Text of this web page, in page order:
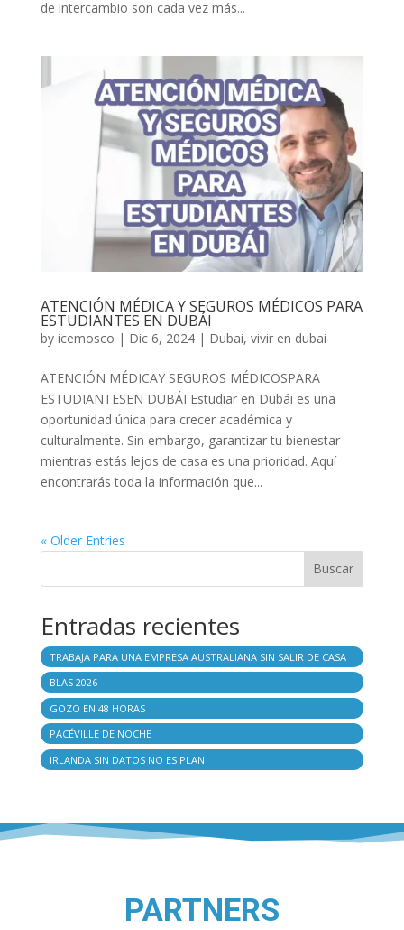
de intercambio son cada vez más...
ATENCIÓN MÉDICA Y SEGUROS MÉDICOS PARA
ESTUDIANTES EN DUBÁI
by icemosco | Dic 6, 2024| Dubai, vivir en dubai
ATENCIÓN MÉDICAY SEGUROS MÉDICOSPARA
ESTUDIANTESEN DUBÁI Estudiar en Dubái es una
oportunidad única para crecer académica y
culturalmente. Sin embargo, garantizar tu bienestar
mientras estás lejos de casa es una prioridad. Aquí
encontrarás toda la información que...
« Older Entries
Buscar
Entradas recientes
TRABAJA PARA UNA EMPRESA AUSTRALIANA SIN SALIR DE CASA
BLAS 2026
GOZO EN 48 HORAS
PACÉVILLE DE NOCHE
IRLANDA SIN DATOS NO ES PLAN
PARTNERS